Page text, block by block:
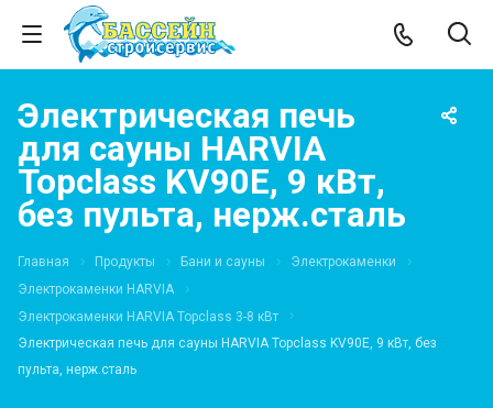
Электрическая печь
для сауны HARVIA
Topclass KV90E, 9 кВт,
без пульта, нерж.сталь
Главная Продукты Бани и сауны
Электрокаменки
Электрокаменки HARVIA
Электрокаменки HARVIA Topclass 3-8 кВт
Электрическая печь для сауны HARVIA Topclass KV90E, 9 кВт, без
пульта, нерж.сталь